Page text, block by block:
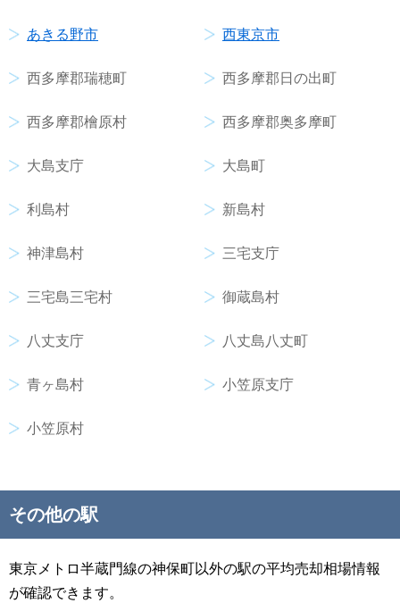
あきる野市 西東京市
西多摩郡瑞穂町 西多摩郡日の出町
西多摩郡檜原村 西多摩郡奥多摩町
大島支庁 大島町
利島村 新島村
神津島村 三宅支庁
三宅島三宅村 御蔵島村
八丈支庁 八丈島八丈町
青ヶ島村 小笠原支庁
小笠原村
その他の駅
東京メトロ半蔵門線の神保町以外の駅の平均売却相場情報
が確認できます。